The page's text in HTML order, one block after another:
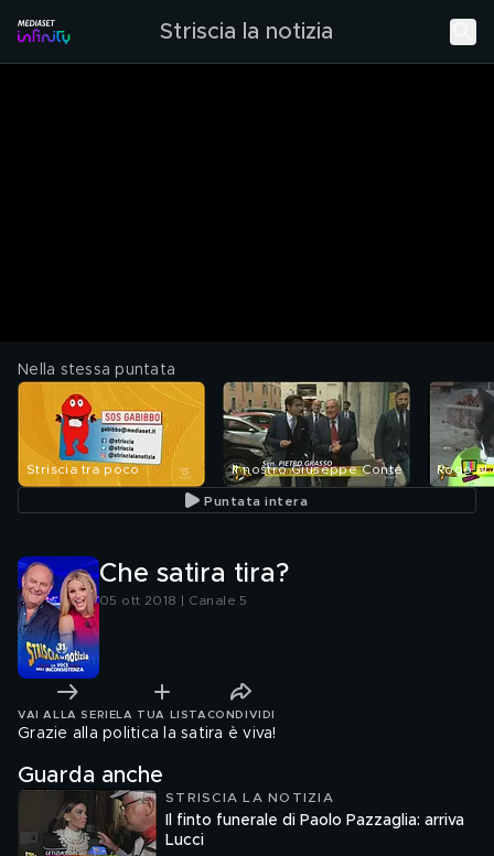
Striscia la notizia
Nella stessa puntata
Striscia tra poco Il nostro Giuseppe Conte Rogo al
Puntata intera
Che satira tira?
05 ott 2018 | Canale 5
VAI ALLA SERIE LA TUA LISTA CONDIVIDI
Grazie alla politica la satira è viva!
Guarda anche
STRISCIA LA NOTIZIA
Il finto funerale di Paolo Pazzaglia: arriva
Lucci